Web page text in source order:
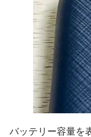
バッテリー容量を